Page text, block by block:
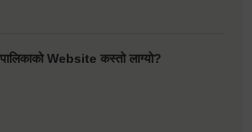
Website कस्तो लाग्यो?